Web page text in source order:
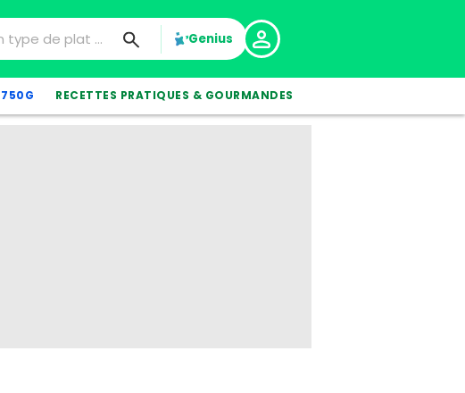
Genius
750G RECETTES PRATIQUES & GOURMANDES